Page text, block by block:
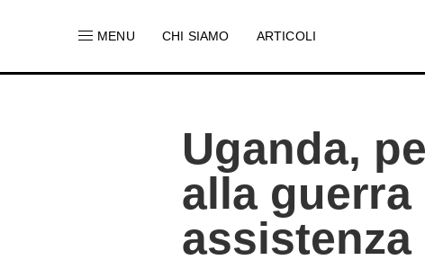
MENU CHI SIAMO ARTICOLI
Uganda,
alla
assistenza